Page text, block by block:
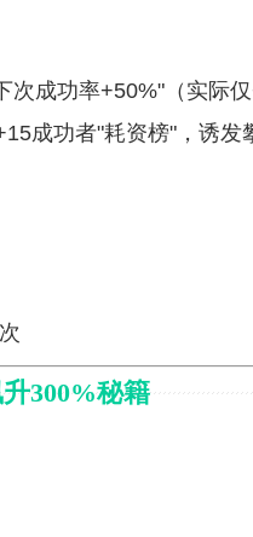
次成功率+50%"（实际
成功者"耗资榜"，诱发
300%秘籍